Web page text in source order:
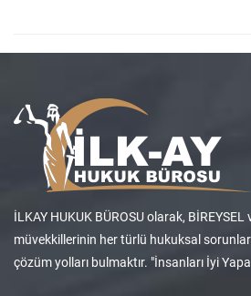
İLKAY HUKUK BÜROSU olarak,
müvekkillerinin her türlü hukuksal
çözüm yolları bulmaktır. "İnsanları İyi